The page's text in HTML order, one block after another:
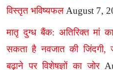
विस्तृत भविष्यफल August 7,
मातृ दुग्ध बैंक: अतिरिक्त मां
सकता है नवजात की जिंदगी,
बढ़ाने पर विशेषज्ञों का जोर